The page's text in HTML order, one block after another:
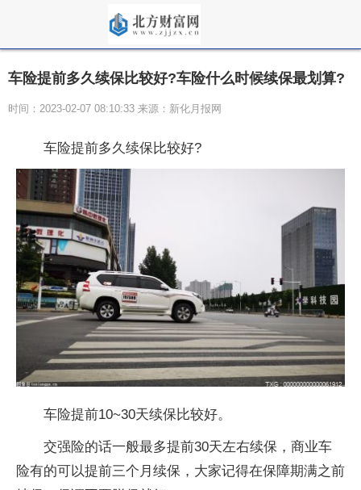
车险提前多久续保比较好?车险什么时候续保最划算?
时间：2023-02-07 08:10:33 来源：新化月报网
车险提前多久续保比较好?
车险提前10~30天续保比较好。
交强险的话一般最多提前30天左右续保，商业车
险有的可以提前三个月续保，大家记得在保障期满之前